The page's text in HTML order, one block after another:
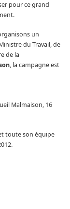
pour ce grand
un
du Travail, de
de la
, la campagne est
Malmaison, 16
toute son équipe